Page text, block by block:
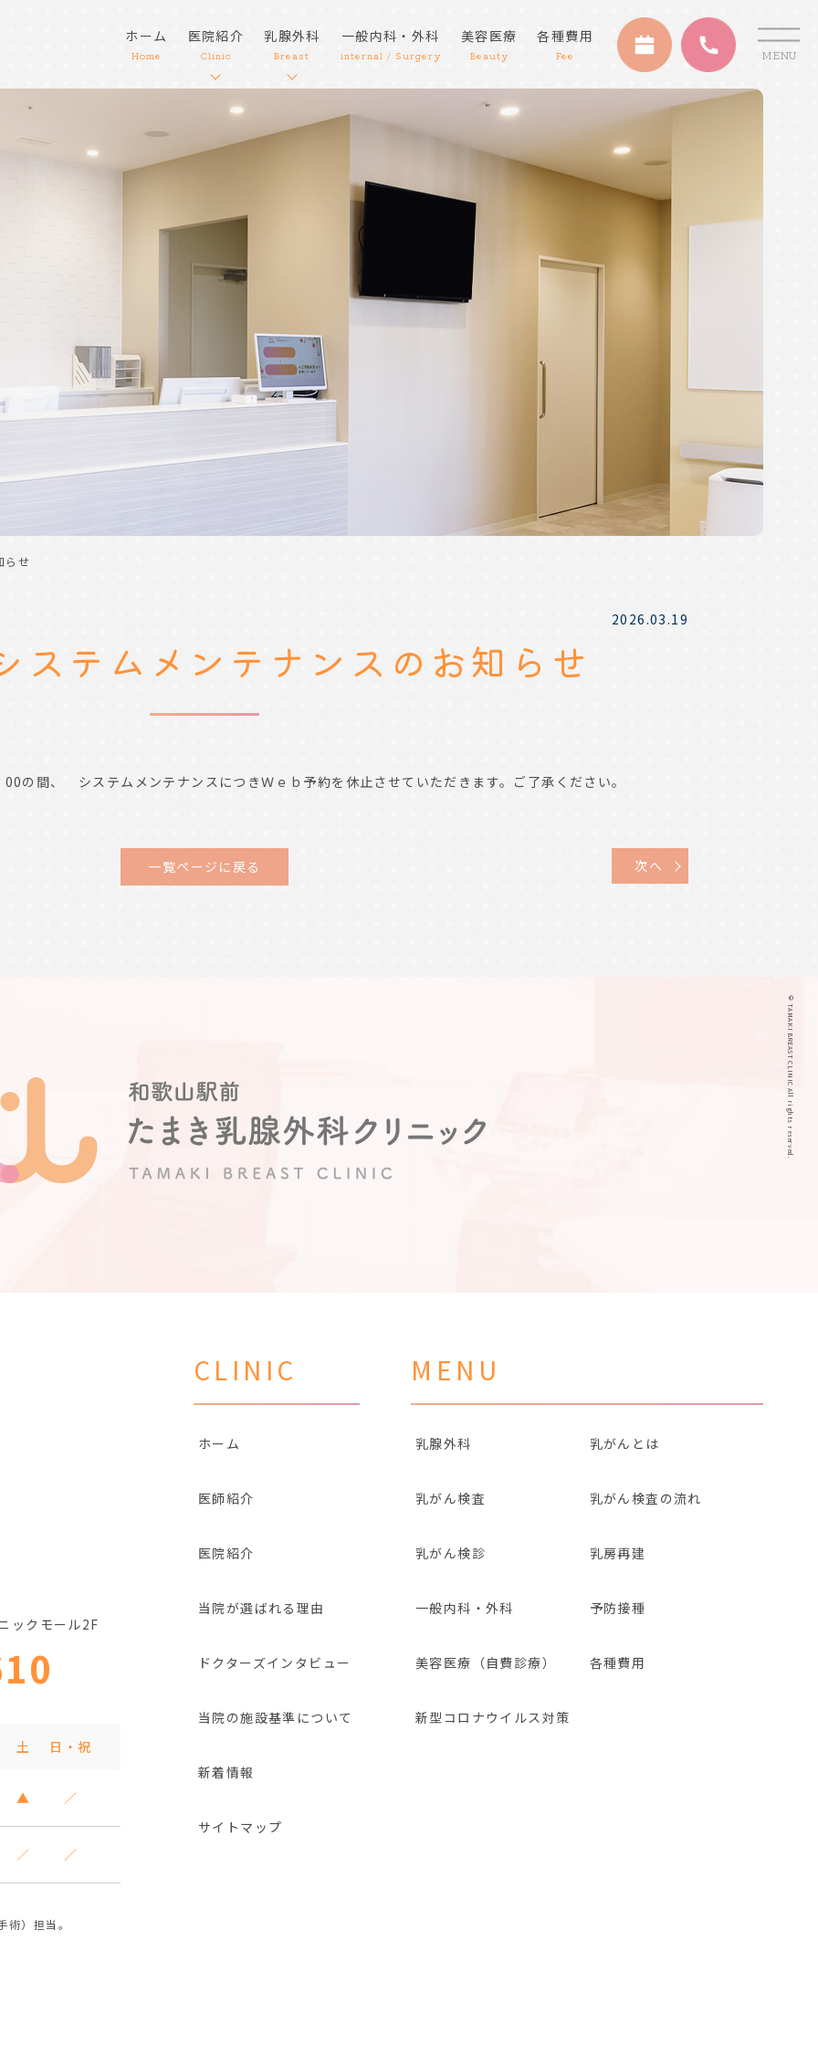
ホーム
Home
医院紹介
Clinic
医師紹介
医院紹介
新型コロナウイルス対策
乳腺外科
Breast
乳房再建
一般内科・外科
internal / Surgery
美容医療
Beauty
各種費用
Fee MENU
© TAMAKI BREAST CLINIC All rights reserved.
らせ
2026.03.19
ステムメンテナンスのお知らせ
の間、 システムメンテナンスにつきＷｅｂ予約を休止させていただきます。ご了承ください。
一覧ページに戻る 次へ
ックモール2F
土 日・祝
▲ ／
／ ／
）担当。
CLINIC
ホーム
医師紹介
医院紹介
当院が選ばれる理由
ドクターズインタビュー
当院の施設基準について
新着情報
サイトマップ
MENU
乳腺外科 乳がんとは
乳がん検査 乳がん検査の流れ
乳がん検診 乳房再建
一般内科・外科 予防接種
美容医療（自費診療） 各種費用
新型コロナウイルス対策